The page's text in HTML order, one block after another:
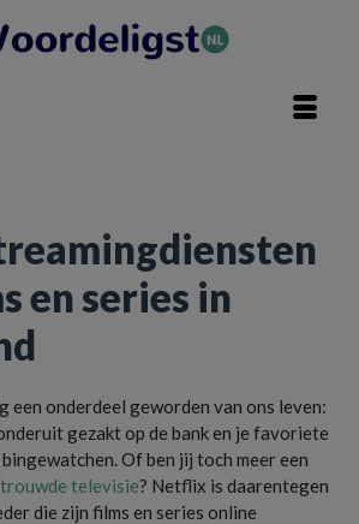
en series in
een onderdeel geworden van ons leven:
gezakt op de bank en je favoriete
Of ben jij toch meer een
televisie? Netflix is daarentegen
die zijn films en series online